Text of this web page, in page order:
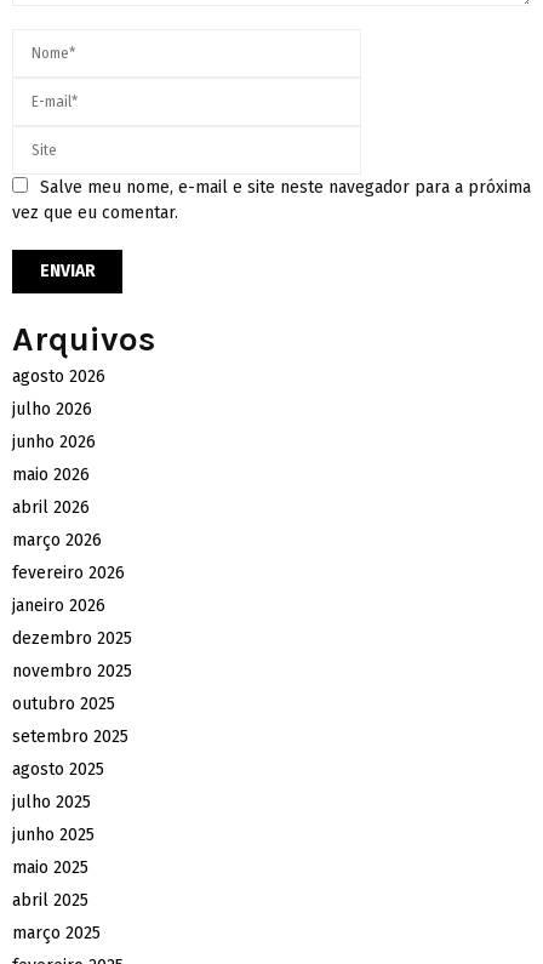
Salve meu nome, e-mail e site neste navegador para a próxima
vez que eu comentar.
Arquivos
agosto 2026
julho 2026
junho 2026
maio 2026
abril 2026
março 2026
fevereiro 2026
janeiro 2026
dezembro 2025
novembro 2025
outubro 2025
setembro 2025
agosto 2025
julho 2025
junho 2025
maio 2025
abril 2025
março 2025